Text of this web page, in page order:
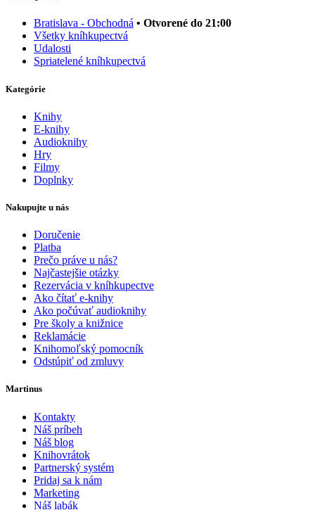
Bratislava - Obchodná • Otvorené do 21:00
Všetky kníhkupectvá
Udalosti
Spriatelené kníhkupectvá
Kategórie
Knihy
E-knihy
Audioknihy
Hry
Filmy
Doplnky
Nakupujte u nás
Doručenie
Platba
Prečo práve u nás?
Najčastejšie otázky
Rezervácia v kníhkupectve
Ako čítať e-knihy
Ako počúvať audioknihy
Pre školy a knižnice
Reklamácie
Knihomoľský pomocník
Odstúpiť od zmluvy
Martinus
Kontakty
Náš príbeh
Náš blog
Knihovrátok
Partnerský systém
Pridaj sa k nám
Marketing
Náš labák